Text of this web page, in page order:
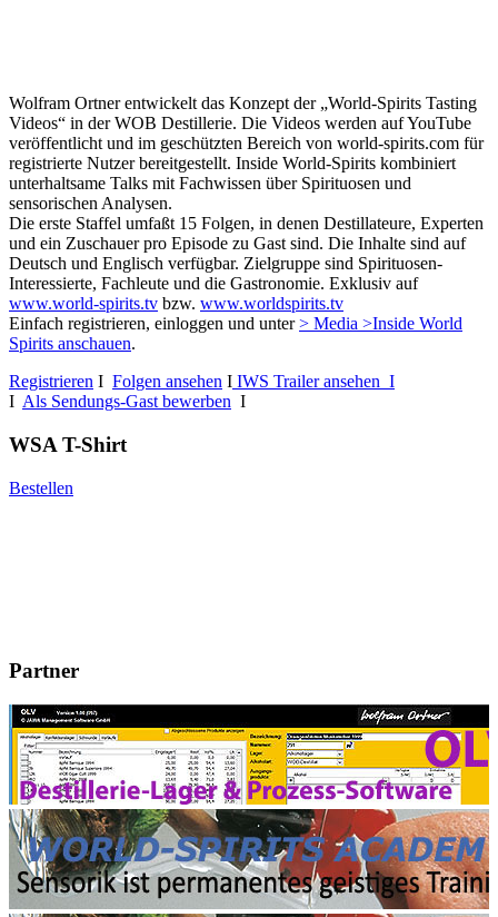
Wolfram Ortner entwickelt das Konzept der „World-Spirits Tasting
Videos“ in der WOB Destillerie. Die Videos werden auf YouTube
veröffentlicht und im geschützten Bereich von world-spirits.com für
registrierte Nutzer bereitgestellt. Inside World-Spirits kombiniert
unterhaltsame Talks mit Fachwissen über Spirituosen und
sensorischen Analysen.
Die erste Staffel umfaßt 15 Folgen, in denen Destillateure, Experten
und ein Zuschauer pro Episode zu Gast sind. Die Inhalte sind auf
Deutsch und Englisch verfügbar. Zielgruppe sind Spirituosen-
Interessierte, Fachleute und die Gastronomie. Exklusiv auf
www.world-spirits.tv bzw. www.worldspirits.tv
Einfach registrieren, einloggen und unter> Media >Inside World
Spirits anschauen.
Registrieren I Folgen ansehen I IWS Trailer ansehen I
I Als Sendungs-Gast bewerben I
WSA T-Shirt
Bestellen
Partner